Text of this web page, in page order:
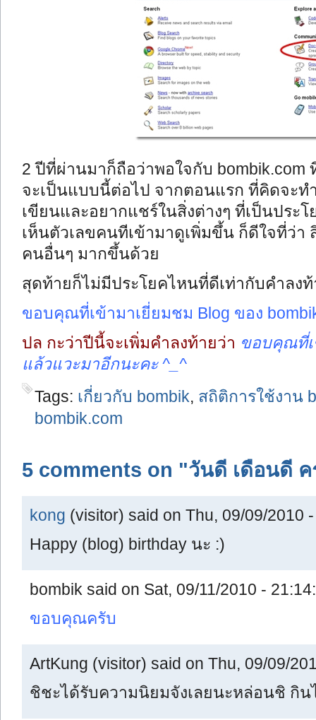
2 ปีที่ผ่านมาก็ถือว่าพอใจกับ bombik.com
จะเป็นแบบนี้ต่อไป จากตอนแรก ที่คิดจะท
เขียนและอยากแชร์ในสิ่งต่างๆ ที่เป็นประ
เห็นตัวเลขคนทีเข้ามาดูเพิ่มขึ้น ก็ดีใจที่ว่า
คนอื่นๆ มากขึ้นด้วย
สุดท้ายก็ไม่มีประโยคไหนที่ดีเท่ากับคำลง
ขอบคุณที่เข้ามาเยี่ยมชม Blog ของ
ปล กะว่าปีนี้จะเพิ่มคำลงท้ายว่า ขอบคุณที่เ
แล้วแวะมาอีกนะคะ ^_^
Tags: เกี่ยวกับ bombik, สถิติการใช้งาน
bombik.com
5 comments on "วันดี เดือนดี
kong (visitor) said on Thu, 09/09/2010
Happy (blog) birthday นะ :)
bombik said on Sat, 09/11/2010 - 21:14:
ขอบคุณครับ
ArtKung (visitor) said on Thu, 09/09/
ชิชะได้รับความนิยมจังเลยนะหล่อนชิ กิน